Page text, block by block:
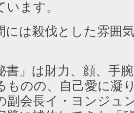
います。
には殺伐とした雰囲
書」は財力、顔、手
ものの、自己愛に凝
副会長イ・ヨンジュ